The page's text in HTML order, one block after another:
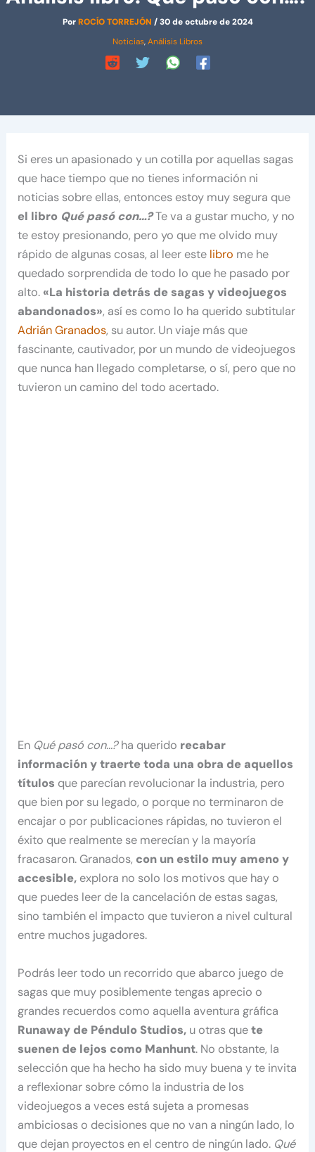
PorROCÍO TORREJÓN /30 de octubre de 2024
Noticias,Análisis Libros
Si eres un apasionado y un cotilla por aquellas sagas
que hace tiempo que no tienes información ni
noticias sobre ellas, entonces estoy muy segura que
el libro Qué pasó con…?Te va a gustar mucho, y no
te estoy presionando, pero yo que me olvido muy
rápido de algunas cosas, al leer este libro me he
quedado sorprendida de todo lo que he pasado por
alto. «La historia detrás de sagas y videojuegos
abandonados», así es como lo ha querido subtitular
Adrián Granados, su autor. Un viaje más que
fascinante, cautivador, por un mundo de videojuegos
que nunca han llegado completarse, o sí, pero que no
tuvieron un camino del todo acertado.
En Qué pasó con…?ha querido recabar
información y traerte toda una obra de aquellos
títulos que parecían revolucionar la industria, pero
que bien por su legado, o porque no terminaron de
encajar o por publicaciones rápidas, no tuvieron el
éxito que realmente se merecían y la mayoría
fracasaron. Granados, con un estilo muy ameno y
accesible, explora no solo los motivos que hay o
que puedes leer de la cancelación de estas sagas,
sino también el impacto que tuvieron a nivel cultural
entre muchos jugadores.
Podrás leer todo un recorrido que abarco juego de
sagas que muy posiblemente tengas aprecio o
grandes recuerdos como aquella aventura gráfica
Runaway de Péndulo Studios, u otras quete
suenen de lejos como Manhunt. No obstante, la
selección que ha hecho ha sido muy buena y te invita
a reflexionar sobre cómo la industria de los
videojuegos a veces está sujeta a promesas
ambiciosas o decisiones que no van a ningún lado, lo
que dejan proyectos en el centro de ningún lado. Qué